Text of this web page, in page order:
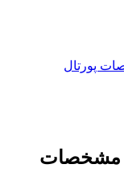
پورتال
مشخصات